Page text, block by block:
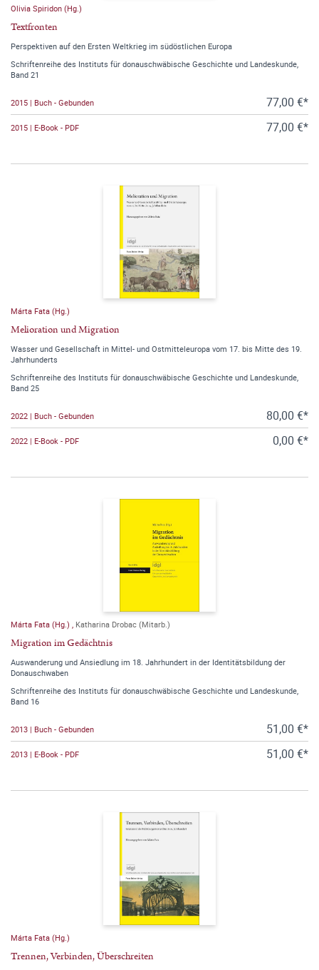
Olivia Spiridon (Hg.)
Textfronten
Perspektiven auf den Ersten Weltkrieg im südöstlichen Europa
Schriftenreihe des Instituts für donauschwäbische Geschichte und Landeskunde,
Band 21
2015 | Buch - Gebunden 77,00 €*
2015 | E-Book - PDF 77,00 €*
Márta Fata (Hg.)
Melioration und Migration
Wasser und Gesellschaft in Mittel- und Ostmitteleuropa vom 17. bis Mitte des 19.
Jahrhunderts
Schriftenreihe des Instituts für donauschwäbische Geschichte und Landeskunde,
Band 25
2022 | Buch - Gebunden 80,00 €*
2022 | E-Book - PDF 0,00 €*
Márta Fata (Hg.) , Katharina Drobac (Mitarb.)
Migration im Gedächtnis
Auswanderung und Ansiedlung im 18. Jahrhundert in der Identitätsbildung der
Donauschwaben
Schriftenreihe des Instituts für donauschwäbische Geschichte und Landeskunde,
Band 16
2013 | Buch - Gebunden 51,00 €*
2013 | E-Book - PDF 51,00 €*
Márta Fata (Hg.)
Trennen, Verbinden, Überschreiten